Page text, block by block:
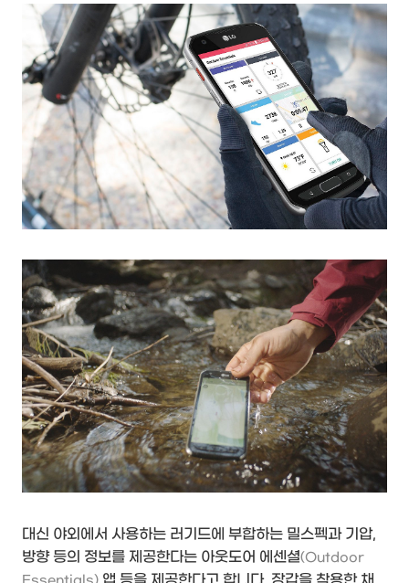
대신 야외에서 사용하는 러기드에 부합하는 밀스펙과 기압,
방향 등의 정보를 제공한다는 아웃도어 에센셜(Outdoor